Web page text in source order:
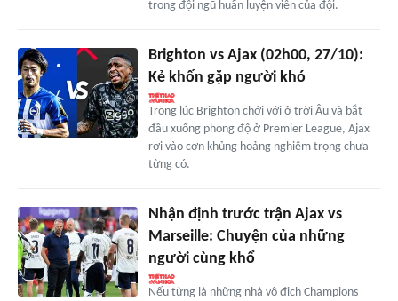
trong đội ngũ huấn luyện viên của đội.
Brighton vs Ajax (02h00, 27/10):
Kẻ khốn gặp người khó
Trong lúc Brighton chới với ở trời Âu và bắt
đầu xuống phong độ ở Premier League, Ajax
rơi vào cơn khủng hoảng nghiêm trọng chưa
từng có.
Nhận định trước trận Ajax vs
Marseille: Chuyện của những
người cùng khổ
Nếu từng là những nhà vô địch Champions